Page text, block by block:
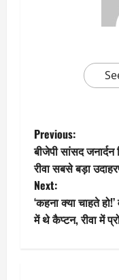
P
o
s
t
Previous:
बीजेपी सांसद जनार्दन
रीवा सबसे बड़ा
Next:
‘कहना क्या चाहते
में थे कैप्टन, रीवा में